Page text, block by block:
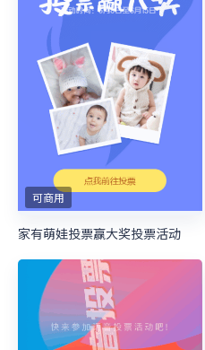
可商用
家有萌娃投票赢大奖投票活动